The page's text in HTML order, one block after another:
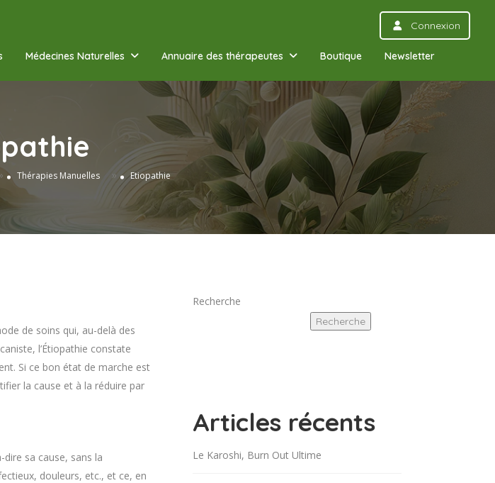
Connexion
Médecines Naturelles Annuaire des thérapeutes Boutique Newsletter
» Thérapies Manuelles » Etiopathie
de soins qui, au-delà des
l’Étiopathie constate
Si ce bon état de marche est
la cause et à la réduire par
dire sa cause, sans la
douleurs, etc., et ce, en
Recherche
Recherche
Articles récents
Le Karoshi, Burn Out Ultime